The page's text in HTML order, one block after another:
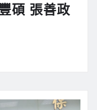
碩 張善政